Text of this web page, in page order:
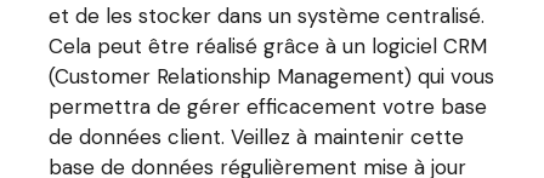
et de les stocker dans un système centralisé.
Cela peut être réalisé grâce à un logiciel CRM
(Customer Relationship Management) qui vous
permettra de gérer efficacement votre base
de données client. Veillez à maintenir cette
base de données régulièrement mise à jour